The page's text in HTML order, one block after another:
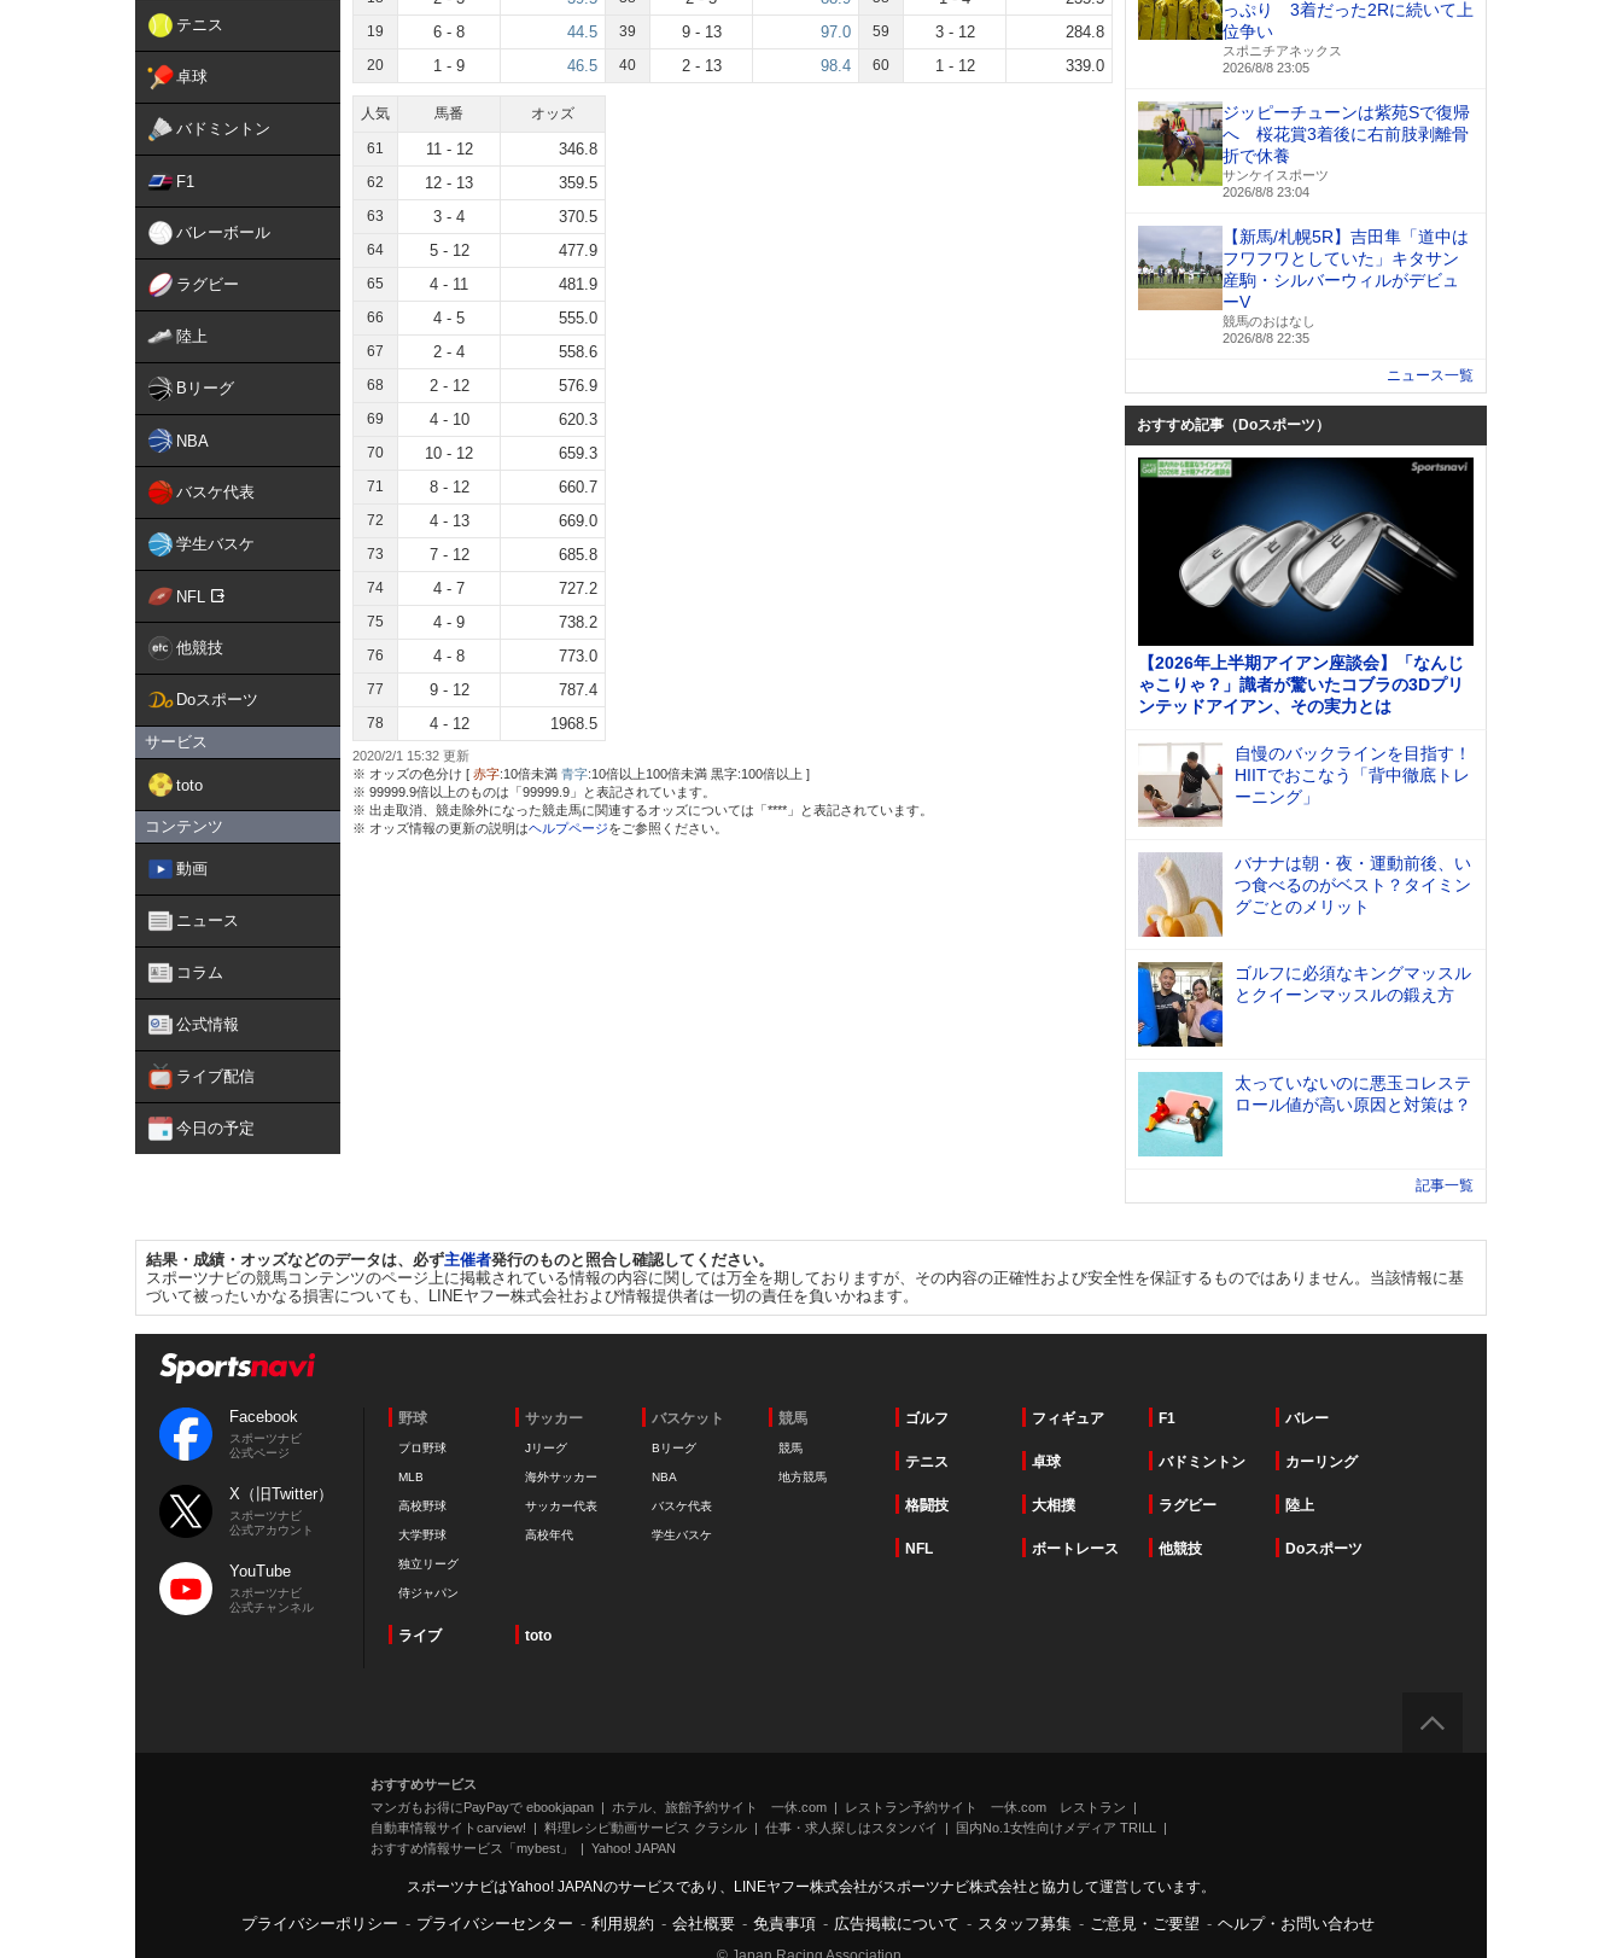
テニス
卓球
バドミントン
F1
バレーボール
ラグビー
陸上
Bリーグ
NBA
バスケ代表
学生バスケ
NFL
他競技
Doスポーツ
サービス
toto
コンテンツ
動画
ニュース
コラム
公式情報
ライブ配信
今日の予定
19 6 - 8 44.5
20 1 - 9 46.5
39 9 - 13 97.0
40 2 - 13 98.4
59 3 - 12 284.8
60 1 - 12 339.0
人気 馬番 オッズ
61 11 - 12 346.8
62 12 - 13 359.5
63 3 - 4 370.5
64 5 - 12 477.9
65 4 - 11 481.9
66 4 - 5 555.0
67 2 - 4 558.6
68 2 - 12 576.9
69 4 - 10 620.3
70 10 - 12 659.3
71 8 - 12 660.7
72 4 - 13 669.0
73 7 - 12 685.8
74 4 - 7 727.2
75 4 - 9 738.2
76 4 - 8 773.0
77 9 - 12 787.4
78 4 - 12 1968.5
2020/2/1 15:32 更新
※ オッズの色分け [ 赤字:10倍未満 青字:10倍以上100倍未満 黒字:100倍以上 ]
※ 99999.9倍以上のものは「99999.9」と表記されています。
※ 出走取消、競走除外になった競走馬に関連するオッズについては「****」と表記されています。
※ オッズ情報の更新の説明はヘルプページをご参照ください。
っぷり 3着だった2Rに続いて上
位争い
スポニチアネックス
2026/8/8 23:05
ジッピーチューンは紫苑Sで復帰
へ 桜花賞3着後に右前肢剥離骨
折で休養
サンケイスポーツ
2026/8/8 23:04
【新馬/札幌5R】吉田隼「道中は
フワフワとしていた」キタサン
産駒・シルバーウィルがデビュ
ーV
競馬のおはなし
2026/8/8 22:35
ニュース一覧
おすすめ記事（Doスポーツ）
【2026年上半期アイアン座談会】「なんじ
ゃこりゃ？」識者が驚いたコブラの3Dプリ
ンテッドアイアン、その実力とは
自慢のバックラインを目指す！
HIITでおこなう「背中徹底トレ
ーニング」
バナナは朝・夜・運動前後、い
つ食べるのがベスト？タイミン
グごとのメリット
ゴルフに必須なキングマッスル
とクイーンマッスルの鍛え方
太っていないのに悪玉コレステ
ロール値が高い原因と対策は？
記事一覧
結果・成績・オッズなどのデータは、必ず主催者発行のものと照合し確認してください。
スポーツナビの競馬コンテンツのページ上に掲載されている情報の内容に関しては万全を期しておりますが、その内容の正確性および安全性を保証するものではありません。当該情報に基
づいて被ったいかなる損害についても、LINEヤフー株式会社および情報提供者は一切の責任を負いかねます。
Facebook
スポーツナビ
公式ページ
X（旧Twitter）
スポーツナビ
公式アカウント
YouTube
スポーツナビ
公式チャンネル
野球
プロ野球
MLB
高校野球
大学野球
独立リーグ
侍ジャパン
サッカー
Jリーグ
海外サッカー
サッカー代表
高校年代
バスケット
Bリーグ
NBA
バスケ代表
学生バスケ
競馬
競馬
地方競馬
ゴルフ フィギュア F1 バレー
テニス 卓球 バドミントン カーリング
格闘技 大相撲 ラグビー 陸上
NFL ボートレース 他競技 Doスポーツ
ライブ toto
おすすめサービス
マンガもお得にPayPayで ebookjapan
ホテル、旅館予約サイト 一休.com
レストラン予約サイト 一休.com レストラン
自動車情報サイトcarview!
料理レシピ動画サービス クラシル 仕事・求人探しはスタンバイ
国内No.1女性向けメディア TRILL
おすすめ情報サービス「mybest」
Yahoo! JAPAN
スポーツナビはYahoo! JAPANのサービスであり、LINEヤフー株式会社がスポーツナビ株式会社と協力して運営しています。
プライバシーポリシー - プライバシーセンター - 利用規約 - 会社概要 - 免責事項 - 広告掲載について - スタッフ募集 - ご意見・ご要望 - ヘルプ・お問い合わせ